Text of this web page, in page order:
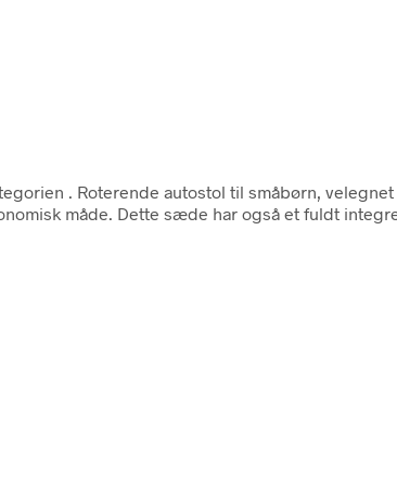
. Roterende autostol til småbørn,
måde. Dette sæde har også et fuldt